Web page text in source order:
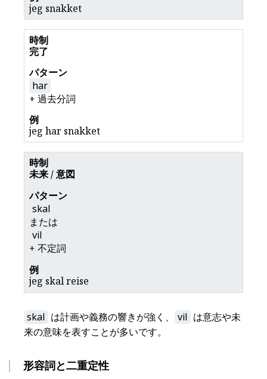
jeg snakket
完了
har
+ 過去分詞
jeg har snakket
未来 / 意図
skal
または
vil
+ 不定詞
jeg skal reise
skal は計画や義務の響きが強く、 vil は意志や未
来の意味を表すことが多いです。
形容詞と二重定性